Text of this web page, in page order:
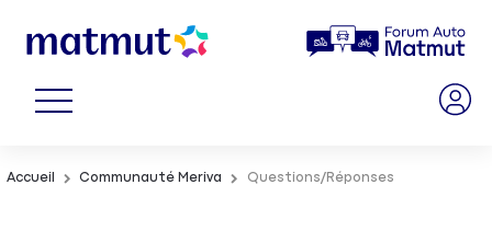
Accueil Communauté Meriva Questions/Réponses